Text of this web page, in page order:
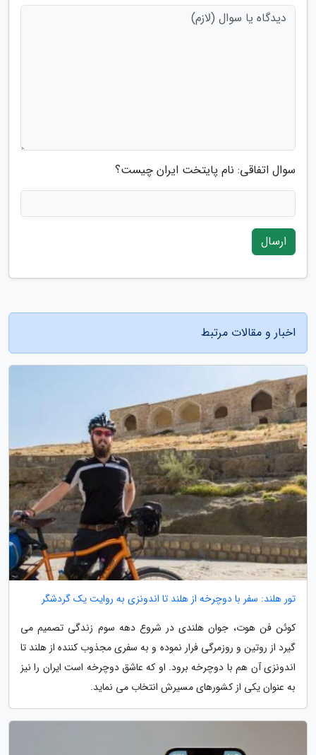
سوال اتفاقی: نام پایتخت ایران چیست؟
ارسال
اخبار و مقالات مرتبط
تور هلند: سفر با دوچرخه از هلند تا اندونزی به روایت یک گردشگر
کوئن فن هوت، جوان هلندی در شروع دهه سوم زندگی تصمیم می
گیرد از روتین و روزمرگی فرار نموده و به سفری مجذوب کننده از هلند تا
اندونزی آن هم با دوچرخه برود. او که عاشق دوچرخه است ایران را نیز
به عنوان یکی از کشورهای مسیرش انتخاب می نماید.